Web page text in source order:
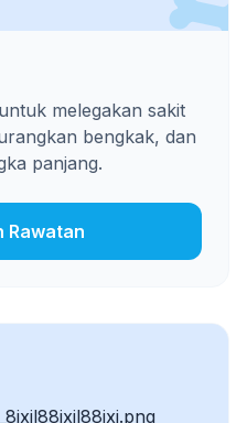
melegakan sakit
bengkak, dan
panjang.
Rawatan